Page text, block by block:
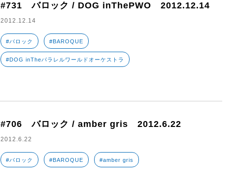
#731 バロック / DOG inThePWO 2012.12.14
2012.12.14
#バロック #BAROQUE
#DOG inTheパラレルワールドオーケストラ
#706 バロック / amber gris 2012.6.22
2012.6.22
#バロック #BAROQUE #amber gris